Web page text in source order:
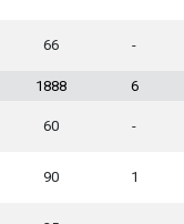
66 -
1888 6
60 -
90 1